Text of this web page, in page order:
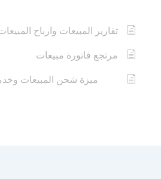
تقارير المبيعات وارباح
مرتجع فاتورة مبيعات
ميزة شحن المبيعات